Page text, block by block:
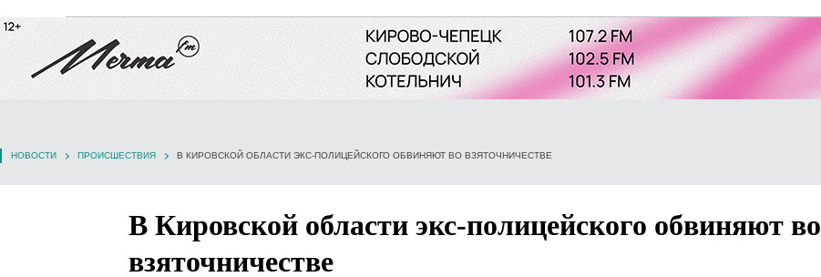
НОВОСТИ ПРОИСШЕСТВИЯ В КИРОВСКОЙ ОБЛАСТИ ЭКС-ПОЛИЦЕЙСКОГО ОБВИНЯЮТ ВО ВЗЯТОЧНИЧЕСТВЕ
В Кировской области экс-полицейского обвиняют во
взяточничестве